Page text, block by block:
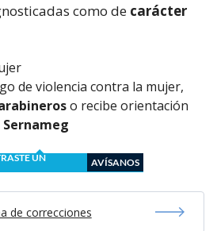
como de carácter
de violencia contra la mujer,
o recibe orientación
Sernameg
UN
AVÍSANOS
de correcciones